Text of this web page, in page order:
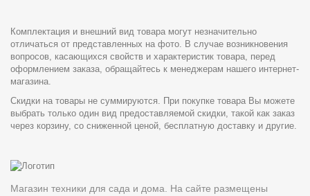
Комплектация и внешний вид товара могут незначительно
отличаться от представленных на фото. В случае возникновения
вопросов, касающихся свойств и характеристик товара, перед
оформлением заказа, обращайтесь к менеджерам нашего интернет-
магазина.
Скидки на товары не суммируются. При покупке товара Вы можете
выбрать только один вид предоставляемой скидки, такой как заказ
через корзину, со сниженной ценой, бесплатную доставку и другие.
Магазин техники для сада и дома. На сайте размещены